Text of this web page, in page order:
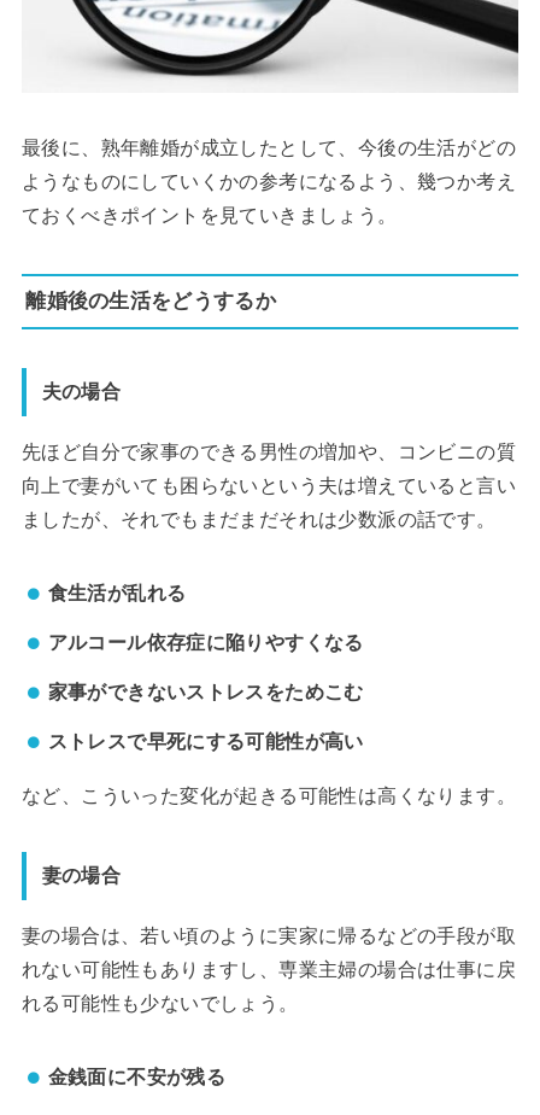
最後に、熟年離婚が成立したとして、今後の生活がどの
ようなものにしていくかの参考になるよう、幾つか考え
ておくべきポイントを見ていきましょう。
離婚後の生活をどうするか
夫の場合
先ほど自分で家事のできる男性の増加や、コンビニの質
向上で妻がいても困らないという夫は増えていると言い
ましたが、それでもまだまだそれは少数派の話です。
食生活が乱れる
アルコール依存症に陥りやすくなる
家事ができないストレスをためこむ
ストレスで早死にする可能性が高い
など、こういった変化が起きる可能性は高くなります。
妻の場合
妻の場合は、若い頃のように実家に帰るなどの手段が取
れない可能性もありますし、専業主婦の場合は仕事に戻
れる可能性も少ないでしょう。
金銭面に不安が残る